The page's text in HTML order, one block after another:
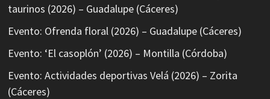
taurinos (2026) – Guadalupe (Cáceres)
Evento: Ofrenda floral (2026) – Guadalupe (Cáceres)
Evento: ‘El casoplón’ (2026) – Montilla (Córdoba)
Evento: Actividades deportivas Velá (2026) – Zorita
(Cáceres)